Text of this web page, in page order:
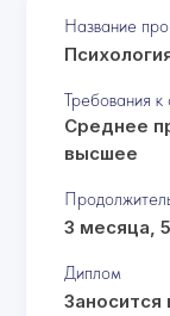
Название
Диплом
3 месяца,
Требования
Среднее
высшее